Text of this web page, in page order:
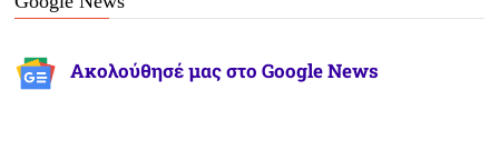
Ακολούθησέ μας στο Google News